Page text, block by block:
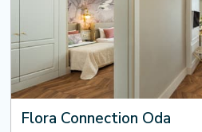
Flora Connection Oda